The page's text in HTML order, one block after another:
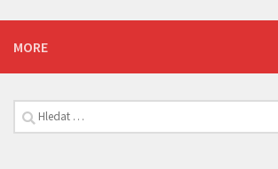
Vyhledávání
ZOO PRAHA OTEVŘELA VOLIÉRU SEČUÁN +